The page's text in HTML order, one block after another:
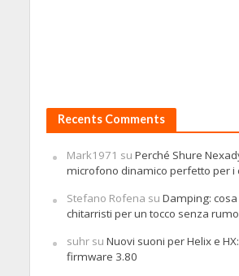
Recents Comments
Mark1971 su Perché Shure
microfono dinamico perfetto per i
Stefano Rofena su Damping:
chitarristi per un tocco senza
suhrsu Nuovi suoni per Helix e
firmware 3.80